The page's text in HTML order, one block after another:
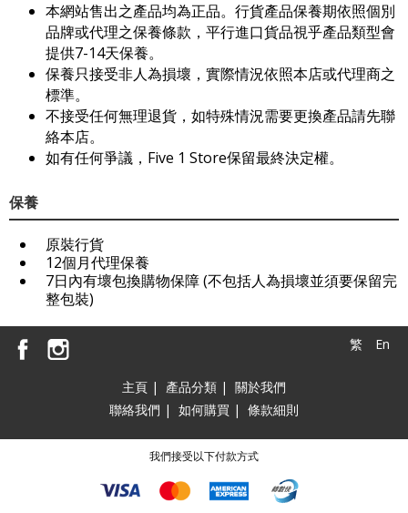
本網站售出之產品均為正品。行貨產品保養期依照個別
品牌或代理之保養條款，平行進口貨品視乎產品類型會
提供7-14天保養。
保養只接受非人為損壞，實際情況依照本店或代理商之
標準。
不接受任何無理退貨，如特殊情況需要更換產品請先聯
絡本店。
如有任何爭議，Five 1 Store保留最終決定權。
保養
原裝行貨
12個月代理保養
7日內有壞包換購物保障 (不包括人為損壞並須要保留完
整包裝)
繁 En
主頁 | 產品分類 | 關於我們
聯絡我們 | 如何購買 | 條款細則
我們接受以下付款方式